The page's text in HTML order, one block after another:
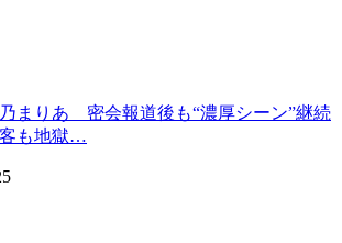
まりあ 密会報道後も“濃厚シーン”継続
も地獄…